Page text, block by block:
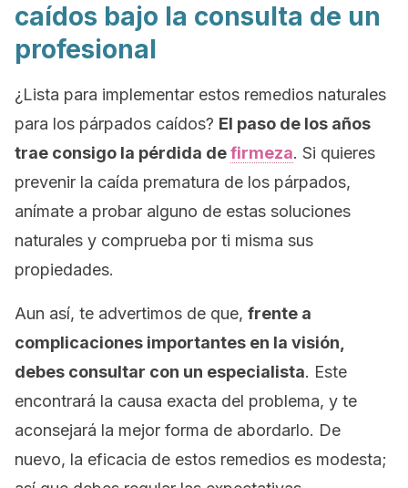
caídos bajo la consulta de un
profesional
¿Lista para implementar estos remedios naturales
para los párpados caídos? El paso de los años
trae consigo la pérdida defirmeza. Si quieres
prevenir la caída prematura de los párpados,
anímate a probar alguno de estas soluciones
naturales y comprueba por ti misma sus
propiedades.
Aun así, te advertimos de que, frente a
complicaciones importantes en la visión,
debes consultar con un especialista. Este
encontrará la causa exacta del problema, y te
aconsejará la mejor forma de abordarlo. De
nuevo, la eficacia de estos remedios es modesta;